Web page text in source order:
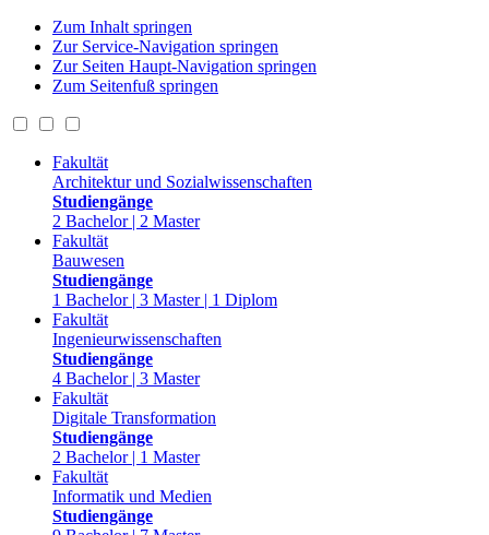
Zum Inhalt springen
Zur Service-Navigation springen
Zur Seiten Haupt-Navigation springen
Zum Seitenfuß springen
Fakultät
Architektur und Sozialwissenschaften
Studiengänge
2 Bachelor | 2 Master
Fakultät
Bauwesen
Studiengänge
1 Bachelor | 3 Master | 1 Diplom
Fakultät
Ingenieurwissenschaften
Studiengänge
4 Bachelor | 3 Master
Fakultät
Digitale Transformation
Studiengänge
2 Bachelor | 1 Master
Fakultät
Informatik und Medien
Studiengänge